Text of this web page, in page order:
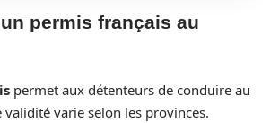
permis français au
permet aux détenteurs de conduire au
validité varie selon les provinces.